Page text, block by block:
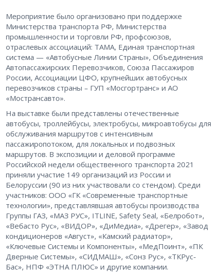
Мероприятие было организовано при поддержке
Министерства транспорта РФ, Министерства
промышленности и торговли РФ, профсоюзов,
отраслевых ассоциаций: ТАМА, Единая транспортная
система — «Автобусные Линии Страны», Объединения
Автопассажирских Перевозчиков, Союза Пассажиров
России, Ассоциации ЦФО, крупнейших автобусных
перевозчиков страны – ГУП «Мосгортранс» и АО
«Мострансавто».
На выставке были представлены отечественные
автобусы, троллейбусы, электробусы, микроавтобусы для
обслуживания маршрутов с интенсивным
пассажиропотоком, для локальных и подвозных
маршрутов. В экспозиции и деловой программе
Российской недели общественного транспорта 2021
приняли участие 149 организаций из России и
Белоруссии (90 из них участвовали со стендом). Среди
участников: ООО «ГК «Современные транспортные
технологии», представлявшая автобусы производства
Группы ГАЗ, «МАЗ РУС», ITLINE, Safety Seal, «Белробот»,
«Вебасто Рус», «ВИДОР», «ДиМедиа», «Дрегер», «Завод
кондиционеров «Август», «Камский радиатор»,
«Ключевые Системы и Компоненты», «МедПоинт», «ПК
Дверные Системы», «СИДМАШ», «Сонз Рус», «ТКРус-
Бас», НПФ «ЭТНА ПЛЮС» и другие компании.